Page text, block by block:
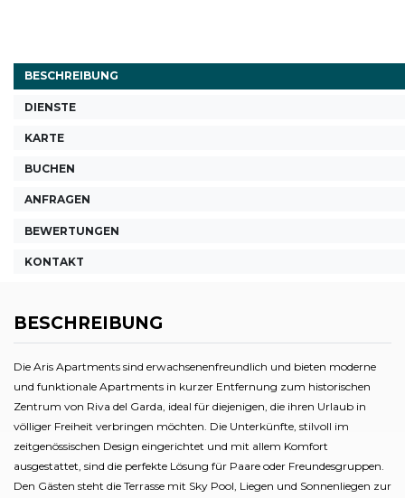
BESCHREIBUNG
DIENSTE
KARTE
BUCHEN
ANFRAGEN
BEWERTUNGEN
KONTAKT
BESCHREIBUNG
Die Aris Apartments sind erwachsenenfreundlich und bieten moderne
und funktionale Apartments in kurzer Entfernung zum historischen
Zentrum von Riva del Garda, ideal für diejenigen, die ihren Urlaub in
völliger Freiheit verbringen möchten. Die Unterkünfte, stilvoll im
zeitgenössischen Design eingerichtet und mit allem Komfort
ausgestattet, sind die perfekte Lösung für Paare oder Freundesgruppen.
Den Gästen steht die Terrasse mit Sky Pool, Liegen und Sonnenliegen zur